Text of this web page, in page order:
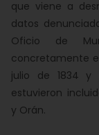
que viene a
datos
Oficio de
concretamente
julio de 1834 y
estuvieron
y Orán.